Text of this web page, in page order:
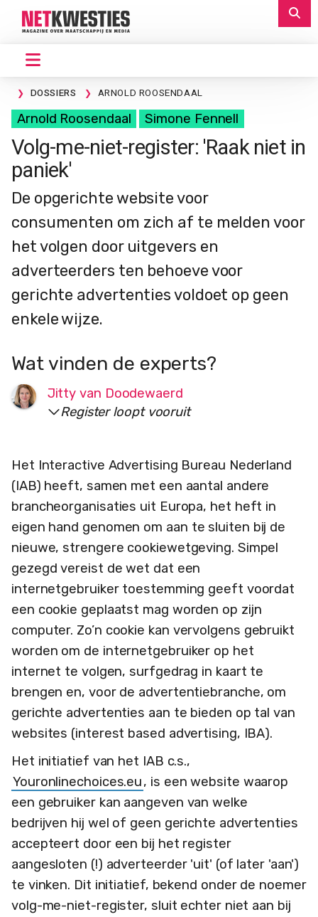
DOSSIERS ARNOLD ROOSENDAAL
Arnold Roosendaal Simone Fennell
Volg-me-niet-register: 'Raak niet in
paniek'
De opgerichte website voor
consumenten om zich af te melden voor
het volgen door uitgevers en
adverteerders ten behoeve voor
gerichte advertenties voldoet op geen
enkele wijze.
Wat vinden de experts?
Jitty van Doodewaerd
Register loopt vooruit
Het Interactive Advertising Bureau Nederland
(IAB) heeft, samen met een aantal andere
brancheorganisaties uit Europa, het heft in
eigen hand genomen om aan te sluiten bij de
nieuwe, strengere cookiewetgeving. Simpel
gezegd vereist de wet dat een
internetgebruiker toestemming geeft voordat
een cookie geplaatst mag worden op zijn
computer. Zo’n cookie kan vervolgens gebruikt
worden om de internetgebruiker op het
internet te volgen, surfgedrag in kaart te
brengen en, voor de advertentiebranche, om
gerichte advertenties aan te bieden op tal van
websites (interest based advertising, IBA).
Het initiatief van het IAB c.s.,
Youronlinechoices.eu, is een website waarop
een gebruiker kan aangeven van welke
bedrijven hij wel of geen gerichte advertenties
accepteert door een bij het register
aangesloten (!) adverteerder 'uit' (of later 'aan')
te vinken. Dit initiatief, bekend onder de noemer
volg-me-niet-register, sluit echter niet aan bij